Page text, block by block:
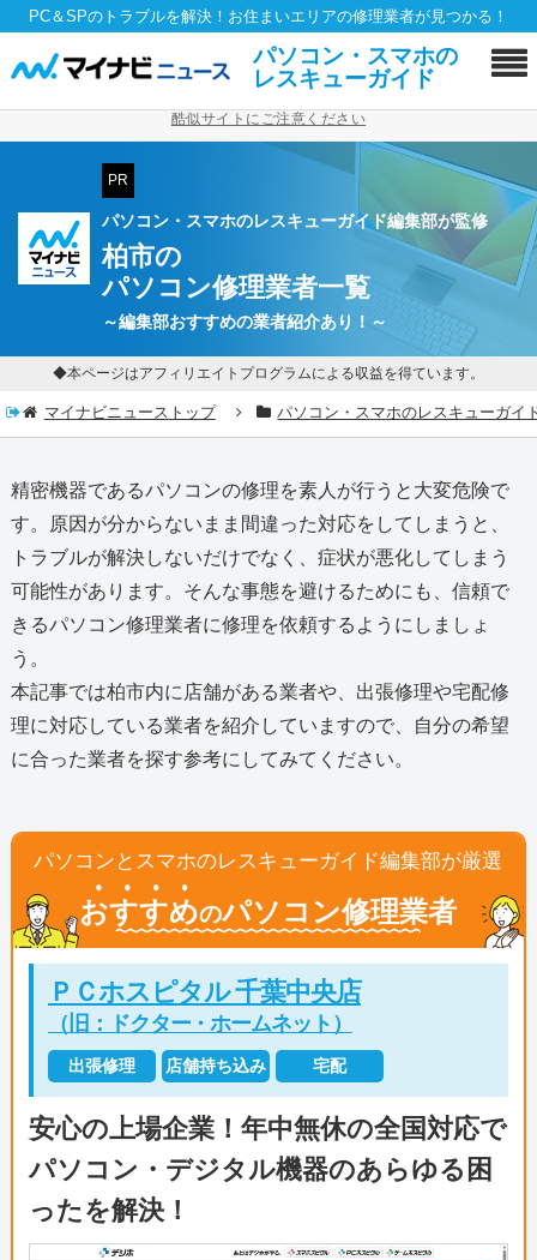
PC＆SPのトラブルを解決！お住まいエリアの修理業者が見つかる！
パソコン・スマホの
レスキューガイド
酷似サイトにご注意ください
PR
パソコン・スマホのレスキューガイド編集部が監修
柏市の
パソコン修理業者一覧
～編集部おすすめの業者紹介あり！～
◆本ページはアフィリエイトプログラムによる収益を得ています。
マイナビニューストップ パソコン・スマホのレスキューガイ
精密機器であるパソコンの修理を素人が行うと大変危険で
す。原因が分からないまま間違った対応をしてしまうと、
トラブルが解決しないだけでなく、症状が悪化してしまう
可能性があります。そんな事態を避けるためにも、信頼で
きるパソコン修理業者に修理を依頼するようにしましょ
う。
本記事では柏市内に店舗がある業者や、出張修理や宅配修
理に対応している業者を紹介していますので、自分の希望
に合った業者を探す参考にしてみてください。
パソコンとスマホのレスキューガイド編集部が厳選
おすすめのパソコン修理業者
ＰＣホスピタル 千葉中央店
（旧：ドクター・ホームネット）
出張修理 店舗持ち込み 宅配
安心の上場企業！年中無休の全国対応で
パソコン・デジタル機器のあらゆる困
ったを解決！